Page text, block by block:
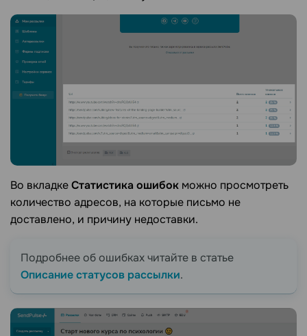
Во вкладкеСтатистика ошибок можно просмотреть
количество адресов, на которые письмо не
доставлено, и причину недоставки.
Подробнее об ошибках читайте в статье
Описание статусов рассылки.